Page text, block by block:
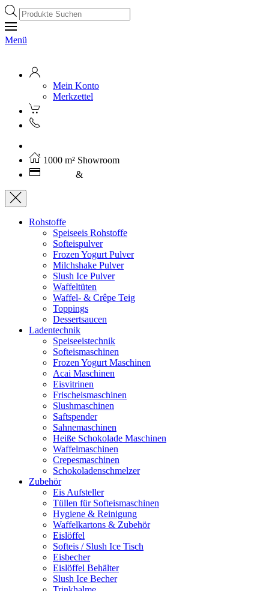
Products
search
Menü
Mein Konto
Merkzettel
1000 m² Showroom
&
Rohstoffe
Speiseeis Rohstoffe
Softeispulver
Frozen Yogurt Pulver
Milchshake Pulver
Slush Ice Pulver
Waffeltüten
Waffel- & Crêpe Teig
Toppings
Dessertsaucen
Ladentechnik
Speiseeistechnik
Softeismaschinen
Frozen Yogurt Maschinen
Acai Maschinen
Eisvitrinen
Frischeismaschinen
Slushmaschinen
Saftspender
Sahnemaschinen
Heiße Schokolade Maschinen
Waffelmaschinen
Crepesmaschinen
Schokoladenschmelzer
Zubehör
Eis Aufsteller
Tüllen für Softeismaschinen
Hygiene & Reinigung
Waffelkartons & Zubehör
Eislöffel
Softeis / Slush Ice Tisch
Eisbecher
Eislöffel Behälter
Slush Ice Becher